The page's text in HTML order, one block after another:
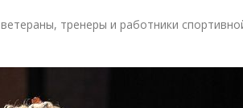
тренеры и работники